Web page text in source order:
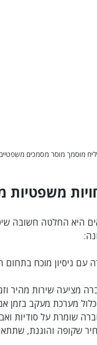
מוסמך מוסר מסמכים
משפטיות
היא החלטה חשובה
עם ניסיון מוכח
מהיר וזמין 24/7, במיוחד במקרים
מערכת מעקב בזמן
שומרת על סודיות
שקופה והוגנת,